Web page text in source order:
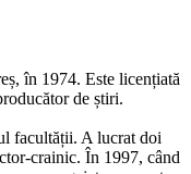
în 1974. Este licențiată
de știri.
facultății. A lucrat doi
crainic. În 1997, când